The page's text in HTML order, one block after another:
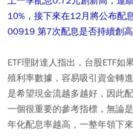
10%，接下來在12月將公布配
00919 第7次配息是否持續創高
ETF理財達人指出，台股ETF如
殖利率數據，容易吸引資金轉
是希望現金流越多越好，因此
一個很重要的參考指標，無論
年化配息率越高，一整年領下